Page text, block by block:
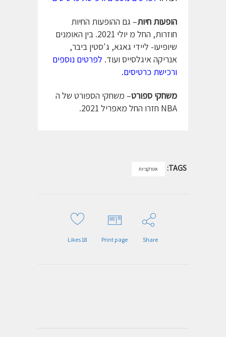
הופעות חיות– גם ההופעות החיות
חוזרות, החל מ יולי 2021. בין האומנים
שיופיעו- ליידי גאגא, ג'סטין ביבר,
אנריקה איגלסייס ועוד. לפרטים נוספים
ורכישת כרטיסים.
משחקי ספורט– משחקי הספורט של ה
NBA חזרו החל מאפריל 2021.
TAGS: אטרקציות
Share
Print page
18